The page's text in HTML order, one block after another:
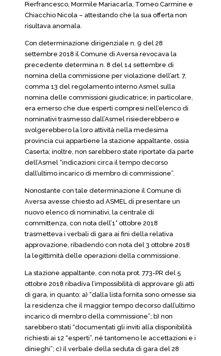
Pierfrancesco, Mormile Mariacarla, Tomeo Carmine e
Chiacchio Nicola – attestando che la sua offerta non
risultava anomala.
Con determinazione dirigenziale n. 9 del 28
settembre 2018 il Comune di Aversa revocava la
precedente determina n. 8 del 14 settembre di
nomina della commissione per violazione dell’art. 7,
comma 13 del regolamento interno Asmel sulla
nomina delle commissioni giudicatrice; in particolare,
era emerso che due esperti compresi nell’elenco di
nominativi trasmesso dall’Asmel risiederebbero e
svolgerebbero la loro attività nella medesima
provincia cui appartiene la stazione appaltante, ossia
Caserta; inoltre, non sarebbero state riportate da parte
dell’Asmel “indicazioni circa il tempo decorso
dall’ultimo incarico di membro di commissione”.
Nonostante con tale determinazione il Comune di
Aversa avesse chiesto ad ASMEL di presentare un
nuovo elenco di nominativi, la centrale di
committenza, con nota dell’1° ottobre 2018
trasmetteva i verbali di gara ai fini della relativa
approvazione, ribadendo con nota del 3 ottobre 2018
la legittimità delle operazioni della commissione.
La stazione appaltante, con nota prot. 773-PR del 5
ottobre 2018 ribadiva l’impossibilità di approvare gli atti
di gara, in quanto: a) “dalla lista fornita sono omesse sia
la residenza che il maggior tempo decorso dall’ultimo
incarico di membro della commissione”; b) non
sarebbero stati “documentati gli inviti alla disponibilità
richiesti ai 12 “esperti”, né tantomeno le accettazioni e i
dinieghi”; c) il verbale della seduta di gara del 28